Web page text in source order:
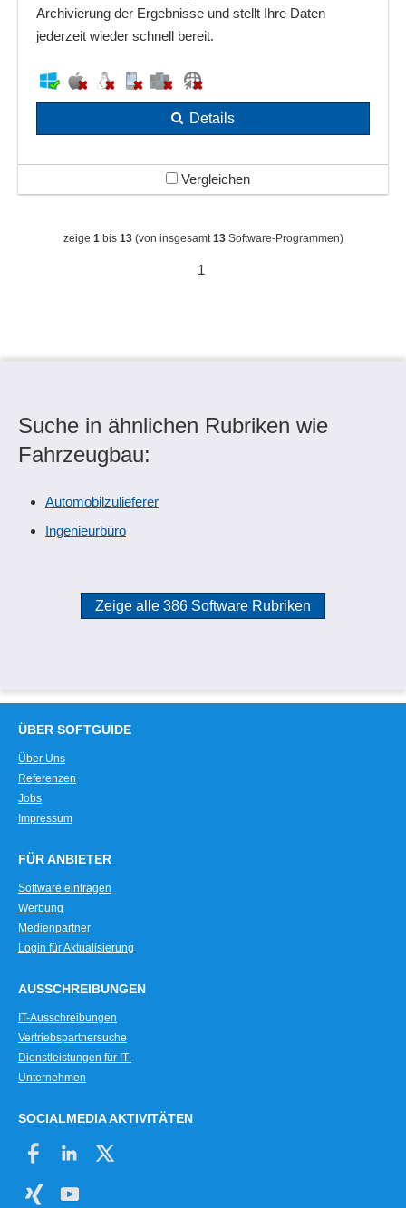
Archivierung der Ergebnisse und stellt Ihre Daten
jederzeit wieder schnell bereit.
Details
Vergleichen
zeige 1bis 13(von insgesamt13Software-Programmen)
1
Suche in ähnlichen Rubriken wie
Fahrzeugbau:
Automobilzulieferer
Ingenieurbüro
Zeige alle 386 Software Rubriken
ÜBER SOFTGUIDE
Über Uns
Referenzen
Jobs
Impressum
FÜR ANBIETER
Software eintragen
Werbung
Medienpartner
Login für Aktualisierung
AUSSCHREIBUNGEN
IT-Ausschreibungen
Vertriebspartnersuche
Dienstleistungen für IT-
Unternehmen
SOCIALMEDIA AKTIVITÄTEN